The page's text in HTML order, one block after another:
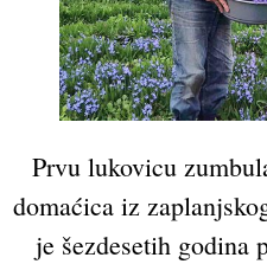
Prvu lukovicu
domaćica iz
je šezdesetih godina